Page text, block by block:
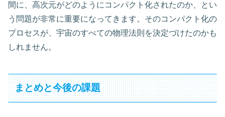
間に、高次元がどのようにコンパクト化されたのか、とい
う問題が非常に重要になってきます。そのコンパクト化の
プロセスが、宇宙のすべての物理法則を決定づけたのかも
しれません。
まとめと今後の課題